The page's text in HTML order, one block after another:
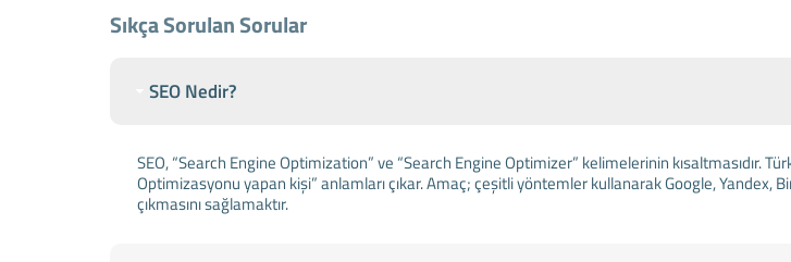
Sıkça Sorulan Sorular
SEO Nedir?
SEO, “Search Engine Optimization” ve “Search Engine Optimizer” kelimelerinin kısaltmasıdır.
Optimizasyonu yapan kişi” anlamları çıkar. Amaç; çeşitli yöntemler kullanarak Google,
çıkmasını sağlamaktır.